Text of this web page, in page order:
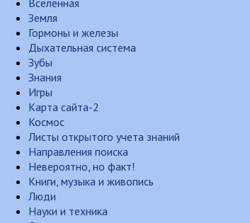
Вселенная
Земля
Гормоны и железы
Дыхательная система
Зубы
Знания
Игры
Карта сайта-2
Космос
Листы открытого учета знаний
Направления поиска
Невероятно, но факт!
Книги, музыка и живопись
Люди
Науки и техника